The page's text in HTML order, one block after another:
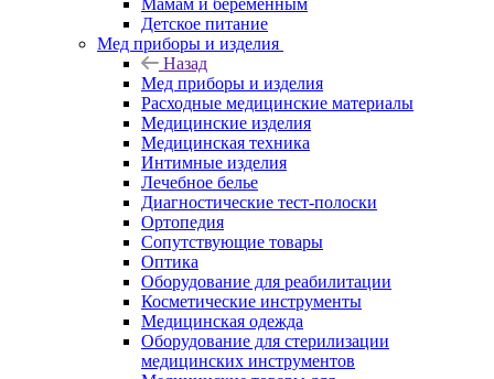
Мамам и беременным
Детское питание
Мед приборы и изделия
Назад
Мед приборы и изделия
Расходные медицинские материалы
Медицинские изделия
Медицинская техника
Интимные изделия
Лечебное белье
Диагностические тест-полоски
Ортопедия
Сопутствующие товары
Оптика
Оборудование для реабилитации
Косметические инструменты
Медицинская одежда
Оборудование для стерилизации
медицинских инструментов